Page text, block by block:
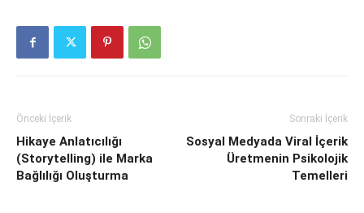
Önceki İçerik
Hikaye Anlatıcılığı
(Storytelling) ile Marka
Bağlılığı Oluşturma
Sonraki İçerik
Sosyal Medyada Viral İçerik
Üretmenin Psikolojik
Temelleri